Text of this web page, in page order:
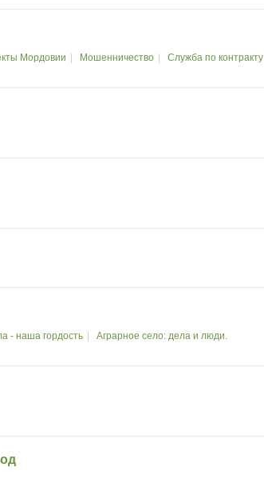
Мордовии Мошенничество Служба по контракту
- наша гордость Аграрное село: дела и люди.